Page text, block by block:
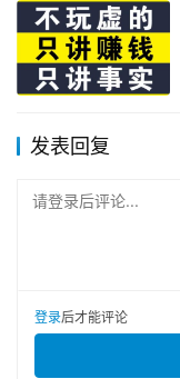
发表回复
请登录后评论...
登录后才能评论